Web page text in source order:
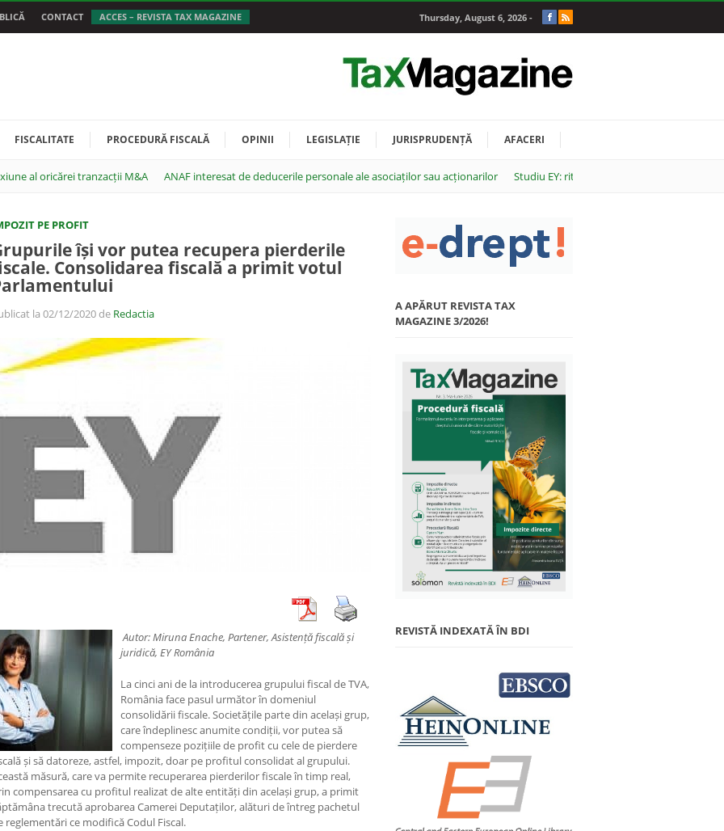
CONTACT ACCES – REVISTA TAX MAGAZINE Thursday, August 6, 2026 -
FISCALITATE PROCEDURĂ FISCALĂ OPINII LEGISLAȚIE JURISPRUDENȚĂ AFACERI
al oricărei tranzacții M&A ANAF interesat de deducerile personale ale asociaților sau acționarilor Studiu EY: ritmul de adoptare a
PE PROFIT
își vor putea recupera pierderile
Consolidarea fiscală a primit votul
la 02/12/2020 de Redactia
Autor: Miruna Enache, Partener, Asistență fiscală și
juridică, EY România
La cinci ani de la introducerea grupului fiscal de TVA,
România face pasul următor în domeniul
consolidării fiscale. Societățile parte din același grup,
care îndeplinesc anumite condiții, vor putea să
compenseze pozițiile de profit cu cele de pierdere
și să datoreze, astfel, impozit, doar pe profitul consolidat al grupului.
măsură, care va permite recuperarea pierderilor fiscale în timp real,
compensarea cu profitul realizat de alte entități din același grup, a primit
trecută aprobarea Camerei Deputaților, alături de întreg pachetul
reglementări ce modifică Codul Fiscal.
A APĂRUT REVISTA TAX
MAGAZINE 3/2026!
REVISTĂ INDEXATĂ ÎN BDI